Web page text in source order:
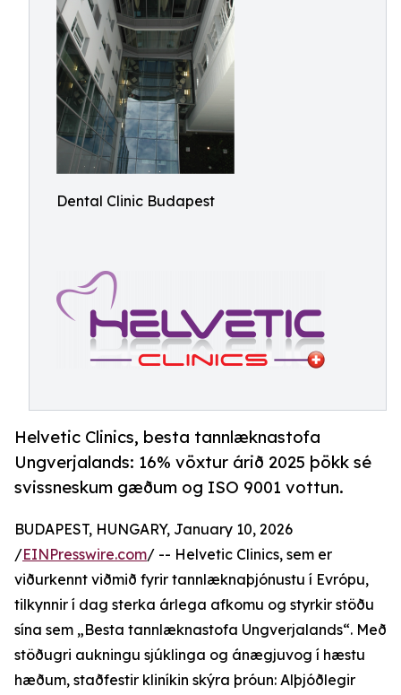
Dental Clinic Budapest
Helvetic Clinics, besta tannlæknastofa
Ungverjalands: 16% vöxtur árið 2025 þökk sé
svissneskum gæðum og ISO 9001 vottun.
BUDAPEST, HUNGARY, January 10, 2026
/EINPresswire.com/ -- Helvetic Clinics, sem er
viðurkennt viðmið fyrir tannlæknaþjónustu í Evrópu,
tilkynnir í dag sterka árlega afkomu og styrkir stöðu
sína sem „Besta tannlæknastofa Ungverjalands“. Með
stöðugri aukningu sjúklinga og ánægjuvog í hæstu
hæðum, staðfestir kliníkin skýra þróun: Alþjóðlegir